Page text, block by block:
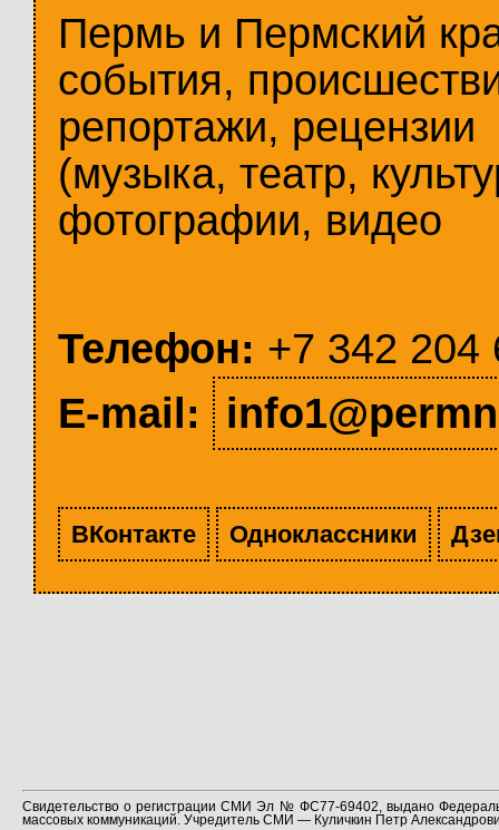
Пермь и Пермский
события,
репортажи, рецензии
(музыка, театр,
фотографии, видео
Телефон: +7 342 204
E-mail:
ВКонтакте Одноклассники
Свидетельство о регистрации СМИ Эл № ФС77-69402, выдано
массовых коммуникаций. Учредитель СМИ — Куличкин Петр